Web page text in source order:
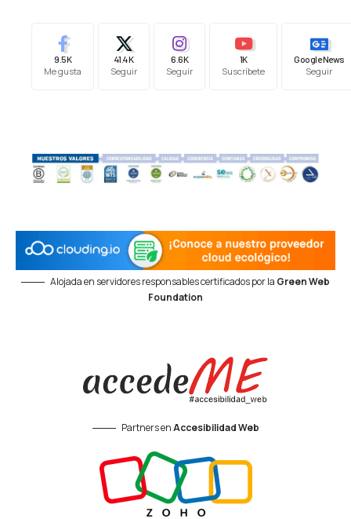
9.5K
Me gusta
41.4K
Seguir
6.6K
Seguir
1K
Suscríbete
Google News
Seguir
Alojada en servidores responsables certificados por la Green Web
Foundation
Partners enAccesibilidad Web